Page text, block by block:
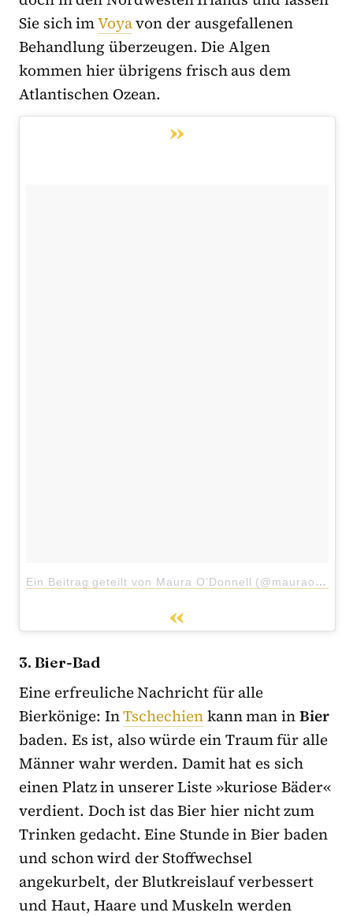
Sie sich imVoyavon der ausgefallenen
Behandlung überzeugen. Die Algen
kommen hier übrigens frisch aus dem
Atlantischen Ozean.
Ein Beitrag geteilt von Maura O’Donnell (@mauraodonnellstudio)
3. Bier-Bad
Eine erfreuliche Nachricht für alle
Bierkönige: InTschechienkann man inBier
baden. Es ist, also würde ein Traum für alle
Männer wahr werden. Damit hat es sich
einen Platz in unserer Liste »kuriose Bäder«
verdient. Doch ist das Bier hier nicht zum
Trinken gedacht. Eine Stunde in Bier baden
und schon wird der Stoffwechsel
angekurbelt, der Blutkreislauf verbessert
und Haut, Haare und Muskeln werden